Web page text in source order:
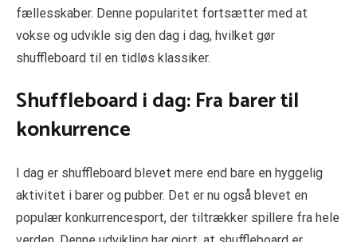
fællesskaber. Denne popularitet fortsætter med at
vokse og udvikle sig den dag i dag, hvilket gør
shuffleboard til en tidløs klassiker.
Shuffleboard i dag: Fra barer til
konkurrence
I dag er shuffleboard blevet mere end bare en hyggelig
aktivitet i barer og pubber. Det er nu også blevet en
populær konkurrencesport, der tiltrækker spillere fra hele